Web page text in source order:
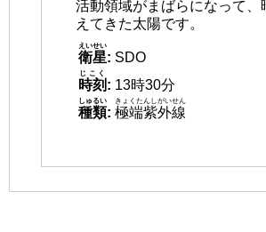
活動領域がまばらになって、
えてきた太陽です。
衛星
えいせい
: SDO
時刻
じこく
: 13時30分
種類
しゅるい
: 極端紫外線
きょくたんしがいせん